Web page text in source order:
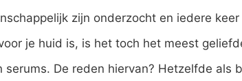
zijn onderzocht en iedere
je huid is, is het toch het meest
serums. De reden hiervan? Hetzelfde als